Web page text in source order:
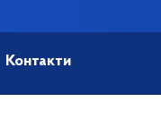
Контакти